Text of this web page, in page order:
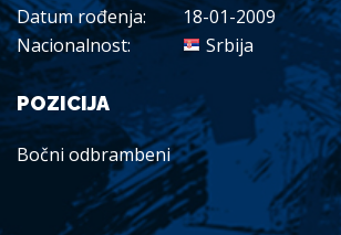
Datum rođenja:
18-01-2009
Nacionalnost:
Srbija
POZICIJA
Bočni odbrambeni